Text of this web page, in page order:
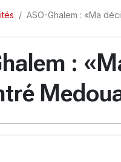
ASO-Ghalem : «Ma
: